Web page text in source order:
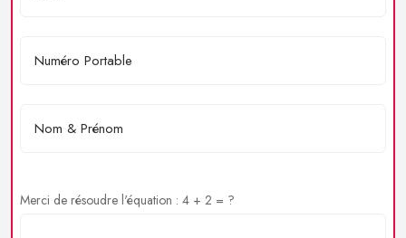
Merci de résoudre l'équation : 4 + 2 = ?